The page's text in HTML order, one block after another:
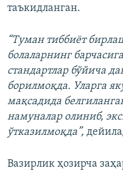
таъкидланган.
“Туман тиббиёт
болаларнинг
стандартлар бўйича
борилмоқда. Уларга
мақсадида
намуналар олиниб,
ўтказилмоқда”,
Вазирлик ҳозирча